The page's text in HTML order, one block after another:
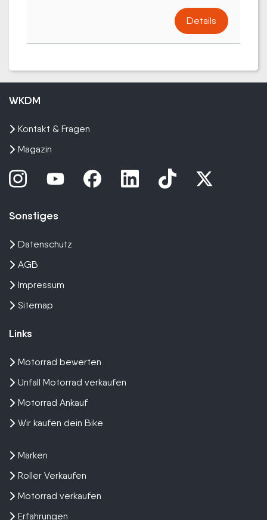
Details
WKDM
Kontakt & Fragen
Magazin
Sonstiges
Datenschutz
AGB
Impressum
Sitemap
Links
Motorrad bewerten
Unfall Motorrad verkaufen
Motorrad Ankauf
Wir kaufen dein Bike
Marken
Roller Verkaufen
Motorrad verkaufen
Erfahrungen